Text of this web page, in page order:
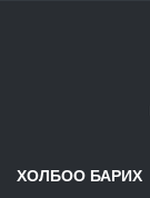
ХОЛБОО БАРИХ